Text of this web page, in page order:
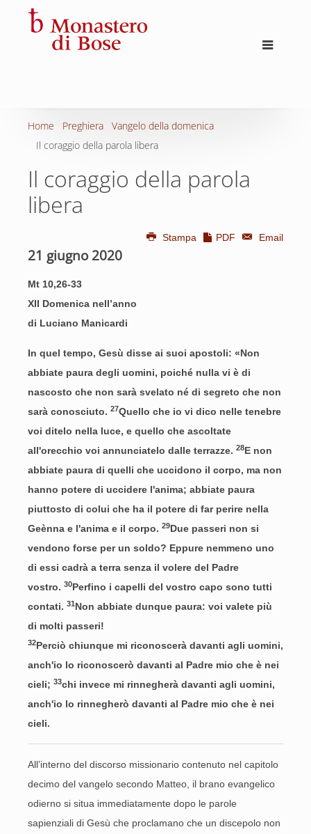
Home Preghiera
Vangelo della domenica
Il coraggio della parola libera
Il coraggio della parola
libera
Stampa PDF Email
21 giugno 2020
Mt 10,26-33
XII Domenica nell’anno
di Luciano Manicardi
In quel tempo, Gesù disse ai suoi apostoli: «Non
abbiate paura degli uomini, poiché nulla vi è di
nascosto che non sarà svelato né di segreto che non
sarà conosciuto. 27Quello che io vi dico nelle tenebre
voi ditelo nella luce, e quello che ascoltate
all'orecchio voi annunciatelo dalle terrazze. 28E non
abbiate paura di quelli che uccidono il corpo, ma non
hanno potere di uccidere l'anima; abbiate paura
piuttosto di colui che ha il potere di far perire nella
Geènna e l'anima e il corpo. 29Due passeri non si
vendono forse per un soldo? Eppure nemmeno uno
di essi cadrà a terra senza il volere del Padre
vostro. 30Perfino i capelli del vostro capo sono tutti
contati. 31Non abbiate dunque paura: voi valete più
di molti passeri!
32Perciò chiunque mi riconoscerà davanti agli uomini,
anch'io lo riconoscerò davanti al Padre mio che è nei
cieli; 33chi invece mi rinnegherà davanti agli uomini,
anch'io lo rinnegherò davanti al Padre mio che è nei
cieli.
All’interno del discorso missionario contenuto nel capitolo
decimo del vangelo secondo Matteo, il brano evangelico
odierno si situa immediatamente dopo le parole
sapienziali di Gesù che proclamano che un discepolo non